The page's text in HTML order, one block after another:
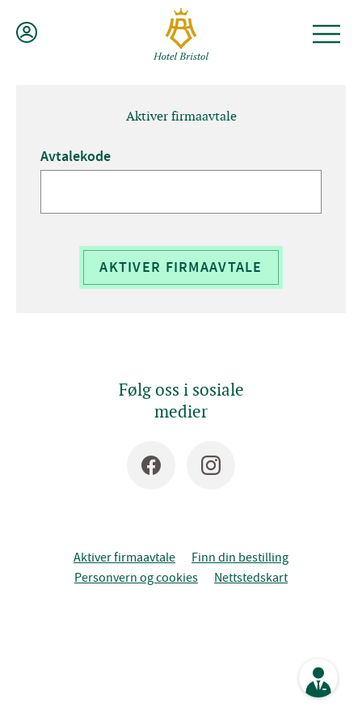
innhold
Aktiver firmaavtale
Avtalekode
AKTIVER FIRMAAVTALE
Følg oss i sosiale
medier
Aktiver firmaavtale
Finn din bestilling
Personvern og cookies
Nettstedskart